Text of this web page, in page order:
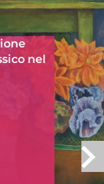
nel